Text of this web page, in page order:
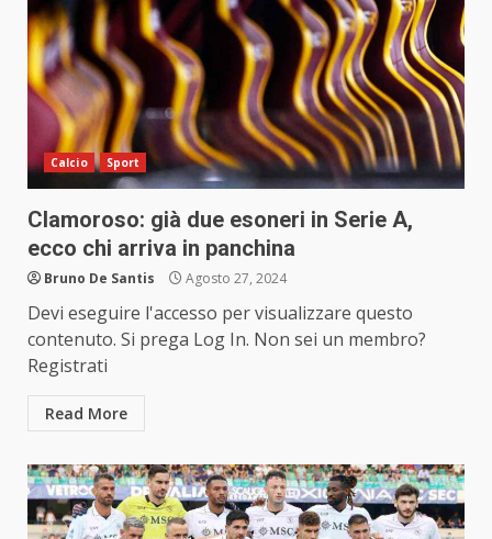
Calcio Sport
Clamoroso: già due esoneri in Serie A,
ecco chi arriva in panchina
Bruno De Santis Agosto 27, 2024
Devi eseguire l'accesso per visualizzare questo
contenuto. Si prega Log In. Non sei un membro?
Registrati
Read More